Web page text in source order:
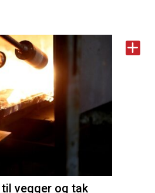
vegger og tak